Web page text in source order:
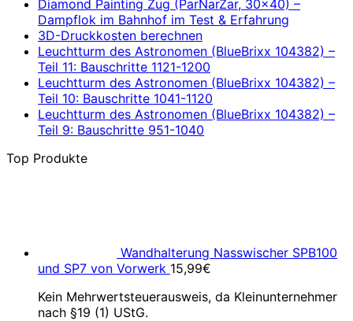
Diamond Painting Zug (ParNarZar, 30×40) –
Dampflok im Bahnhof im Test & Erfahrung
3D-Druckkosten berechnen
Leuchtturm des Astronomen (BlueBrixx 104382) –
Teil 11: Bauschritte 1121-1200
Leuchtturm des Astronomen (BlueBrixx 104382) –
Teil 10: Bauschritte 1041-1120
Leuchtturm des Astronomen (BlueBrixx 104382) –
Teil 9: Bauschritte 951-1040
Top Produkte
Wandhalterung Nasswischer SPB100
und SP7 von Vorwerk 15,99€
Kein Mehrwertsteuerausweis, da Kleinunternehmer
nach §19 (1) UStG.